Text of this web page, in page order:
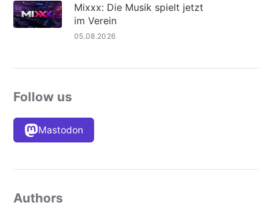
Mixxx: Die Musik spielt jetzt
im Verein
05.08.2026
Follow us
Mastodon
Authors